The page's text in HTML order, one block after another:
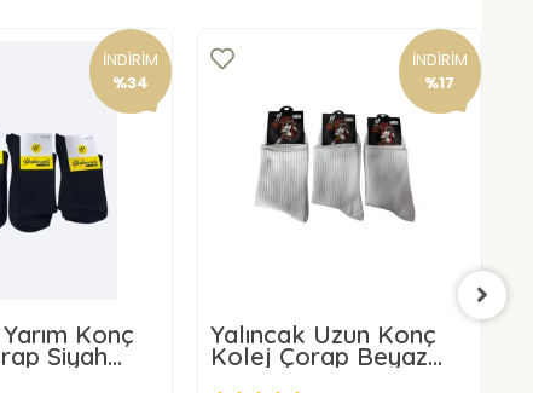
İNDİRİM
%34
Konç
Siyah
Desensiz
İNDİRİM
%17
Yalıncak Uzun Konç
Kolej Çorap Beyaz
Desensiz 12 Adet